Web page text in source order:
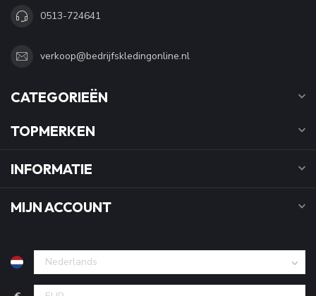
0513-724641
verkoop@bedrijfskledingonline.nl
CATEGORIEËN
TOPMERKEN
INFORMATIE
MIJN ACCOUNT